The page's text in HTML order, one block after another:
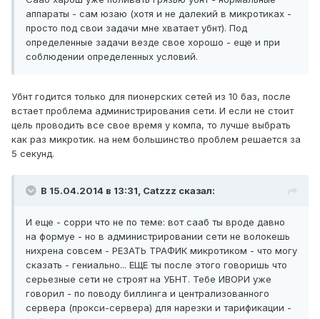
аппараты - сам юзаю (хотя и не далекий в микротиках -
просто под свои задачи мне хватает убнт). Под
определенные задачи везде свое хорошо - еще и при
соблюдении определенных условий.
Убнт годится только для пионерских сетей из 10 баз, после
встает проблема администрирования сети. И если не стоит
цель проводить все свое время у компа, то лучше выбрать
как раз микротик. на нем большинство проблем решается за
5 секунд.
В 15.04.2014 в 13:31, Catzzz сказал:
И еще - сорри что не по теме: вот сааб ты вроде давно
на формуе - но в администрировании сети не волокешь
нихрена совсем - РЕЗАТЬ ТРАФИК микротиком - что могу
сказать - гениально... ЕЩЕ ты после этого говоришь что
серьезные сети не строят на УБНТ. Тебе ИВОРИ уже
говорил - по поводу биллинга и централизованного
сервера (прокси-сервера) для нарезки и тарификации -